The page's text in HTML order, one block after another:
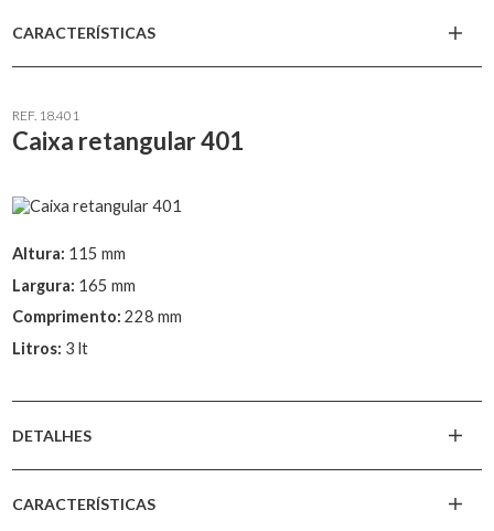
CARACTERÍSTICAS
REF. 18.401
Caixa retangular 401
Altura: 115 mm
Largura: 165 mm
Comprimento: 228 mm
Litros: 3 lt
DETALHES
CARACTERÍSTICAS